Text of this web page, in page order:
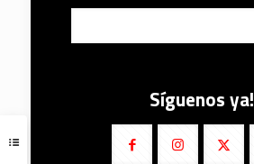
Síguenos ya!